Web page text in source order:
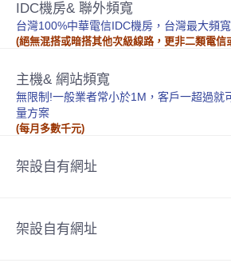
IDC機房& 聯外頻寬
台灣100%中華電信IDC機房，台灣最大頻
(絕無混搭或暗搭其他次級線路，更非二類電信
主機& 網站頻寬
無限制!一般業者常小於1M，客戶一超過就
量方案
(每月多數千元)
架設自有網址
架設自有網址